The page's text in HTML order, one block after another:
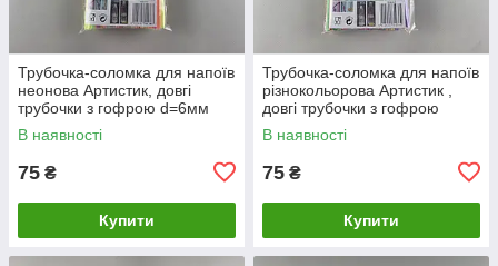
Трубочка-соломка для напоїв
неонова Артистик, довгі
трубочки з гофрою d=6мм
довжина 26см (100 шт)
В наявності
75 ₴
Купити
Трубочка-соломка для напоїв
різнокольорова Артистик ,
довгі трубочки з гофрою
d=6мм довжина 26см (100
шт)
В наявності
75 ₴
Купити